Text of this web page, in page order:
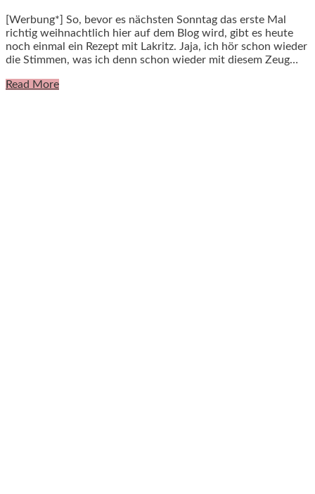
[Werbung*] So, bevor es nächsten Sonntag das erste Mal
richtig weihnachtlich hier auf dem Blog wird, gibt es heute
noch einmal ein Rezept mit Lakritz. Jaja, ich hör schon wieder
die Stimmen, was ich denn schon wieder mit diesem Zeug…
Read More